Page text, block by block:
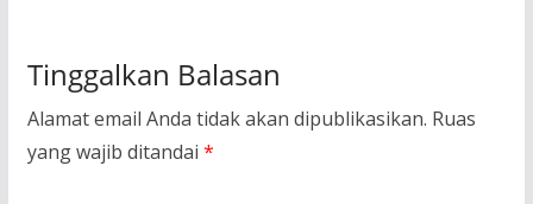
Tinggalkan Balasan
Alamat email Anda tidak akan dipublikasikan. Ruas
yang wajib ditandai *